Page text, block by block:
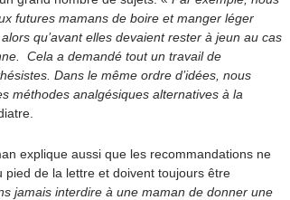
futures mamans de boire et manger léger
qu’avant elles devaient rester à jeun au cas
Cela a demandé tout un travail de
Dans le même ordre d’idées, nous
méthodes analgésiques alternatives à la
explique aussi que les recommandations ne
pied de la lettre et doivent toujours être
jamais interdire à une maman de donner une